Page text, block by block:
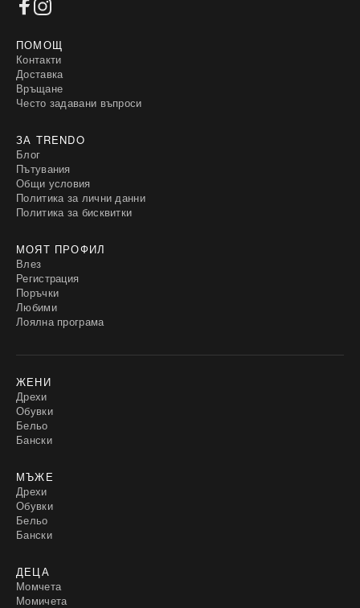
ПОМОЩ
Контакти
Доставка
Връщане
Често задавани въпроси
ЗА TRENDO
Блог
Пътувания
Общи условия
Политика за лични данни
Политика за бисквитки
МОЯТ ПРОФИЛ
Влез
Регистрация
Поръчки
Любими
Лоялна програма
ЖЕНИ
Дрехи
Обувки
Бельо
Бански
МЪЖЕ
Дрехи
Обувки
Бельо
Бански
ДЕЦА
Момчета
Момичета